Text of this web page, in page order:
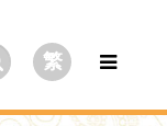
繁